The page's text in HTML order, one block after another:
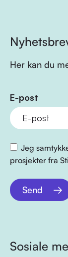
Her kan du
E-post
Jeg
prosjekter fra
Send
Sosiale